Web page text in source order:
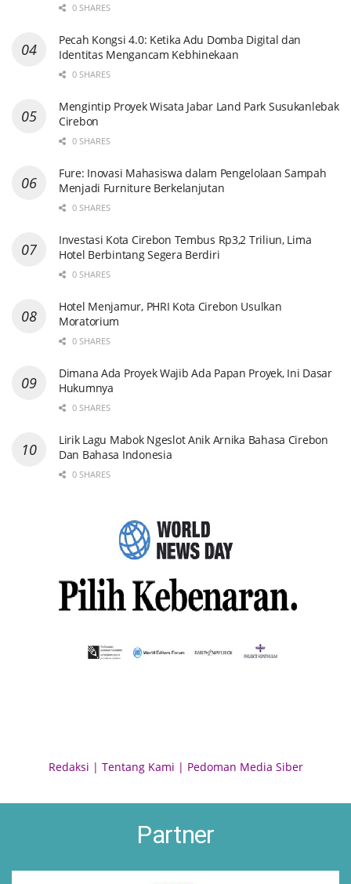
0 SHARES
Pecah Kongsi 4.0: Ketika Adu Domba Digital dan
Identitas Mengancam Kebhinekaan
0 SHARES
Mengintip Proyek Wisata Jabar Land Park Susukanlebak
Cirebon
0 SHARES
Fure: Inovasi Mahasiswa dalam Pengelolaan Sampah
Menjadi Furniture Berkelanjutan
0 SHARES
Investasi Kota Cirebon Tembus Rp3,2 Triliun, Lima
Hotel Berbintang Segera Berdiri
0 SHARES
Hotel Menjamur, PHRI Kota Cirebon Usulkan
Moratorium
0 SHARES
Dimana Ada Proyek Wajib Ada Papan Proyek, Ini Dasar
Hukumnya
0 SHARES
Lirik Lagu Mabok Ngeslot Anik Arnika Bahasa Cirebon
Dan Bahasa Indonesia
0 SHARES
Redaksi | Tentang Kami | Pedoman Media Siber
Partner